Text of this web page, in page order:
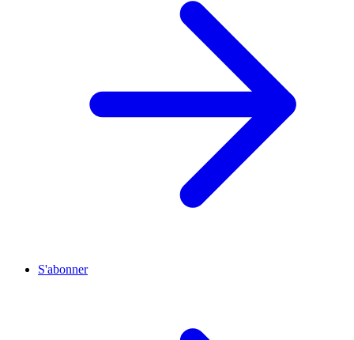
S'abonner